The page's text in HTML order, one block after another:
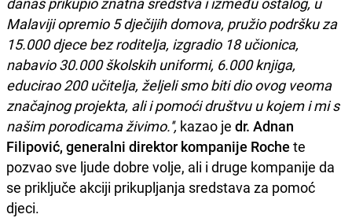
Malaviji opremio 5 dječijih domova, pružio podršku za
15.000 djece bez roditelja, izgradio 18 učionica,
nabavio 30.000 školskih uniformi, 6.000 knjiga,
educirao 200 učitelja, željeli smo biti dio ovog veoma
značajnog projekta, ali i pomoći društvu u kojem i mi s
našim porodicama živimo.'', kazao je dr. Adnan
Filipović, generalni direktor kompanije Roche te
pozvao sve ljude dobre volje, ali i druge kompanije da
se priključe akciji prikupljanja sredstava za pomoć
djeci.